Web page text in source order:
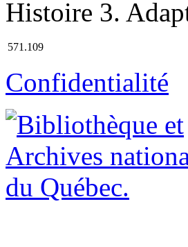
Histoire 3.
571.109
Confidentialité